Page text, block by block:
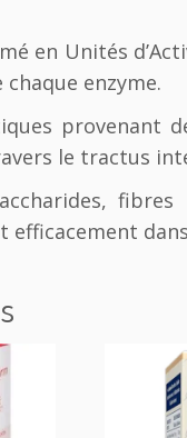
en Unités
enzyme.
provenant
le tractus